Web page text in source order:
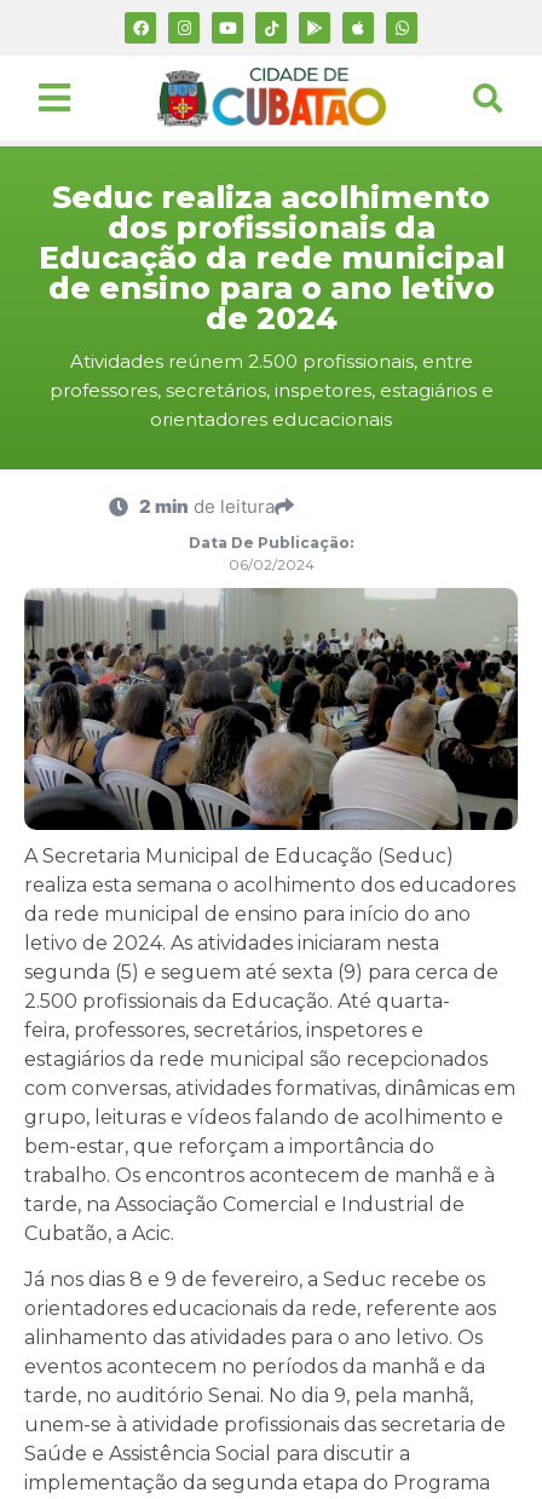
Seduc realiza acolhimento
dos profissionais da
Educação da rede municipal
de ensino para o ano letivo
de 2024
Atividades reúnem 2.500 profissionais, entre
professores, secretários, inspetores, estagiários e
orientadores educacionais
2 min de leitura
Data De Publicação:
06/02/2024
A Secretaria Municipal de Educação (Seduc)
realiza esta semana o acolhimento dos educadores
da rede municipal de ensino para início do ano
letivo de 2024. As atividades iniciaram nesta
segunda (5) e seguem até sexta (9) para cerca de
2.500 profissionais da Educação. Até quarta-
feira, professores, secretários, inspetores e
estagiários da rede municipal são recepcionados
com conversas, atividades formativas, dinâmicas em
grupo, leituras e vídeos falando de acolhimento e
bem-estar, que reforçam a importância do
trabalho. Os encontros acontecem de manhã e à
tarde, na Associação Comercial e Industrial de
Cubatão, a Acic.
Já nos dias 8 e 9 de fevereiro, a Seduc recebe os
orientadores educacionais da rede, referente aos
alinhamento das atividades para o ano letivo. Os
eventos acontecem no períodos da manhã e da
tarde, no auditório Senai. No dia 9, pela manhã,
unem-se à atividade profissionais das secretaria de
Saúde e Assistência Social para discutir a
implementação da segunda etapa do Programa